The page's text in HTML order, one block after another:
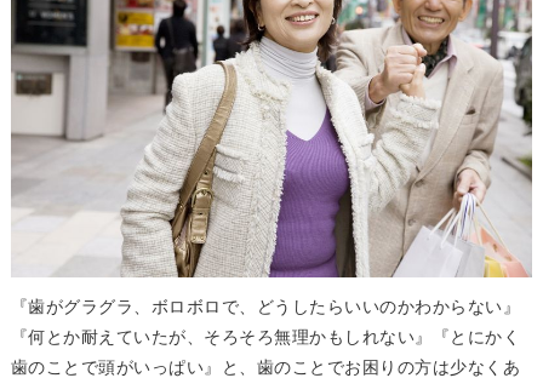
『歯がグラグラ、ボロボロで、どうしたらいいのかわからない』
『何とか耐えていたが、そろそろ無理かもしれない』『とにかく
歯のことで頭がいっぱい』と、歯のことでお困りの方は少なくあ